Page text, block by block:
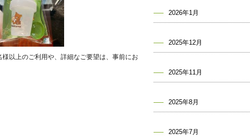
以上のご利用や、詳細なご要望は、事前にお
2026年1月
2025年12月
2025年11月
2025年8月
2025年7月